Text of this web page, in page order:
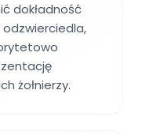
dokładność
żołnierzy.